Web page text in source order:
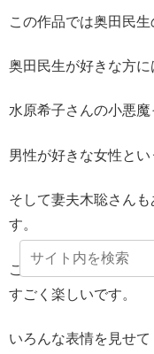
この作品では奥田民生
奥田民生が好きな方に
水原希子さんの小悪魔
男性が好きな女性とい
そして妻夫木聡さん
す。
このメインの2人の配
すごく楽しいです。
いろんな表情を見せ